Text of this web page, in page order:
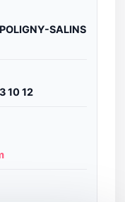
SALINS
10 12